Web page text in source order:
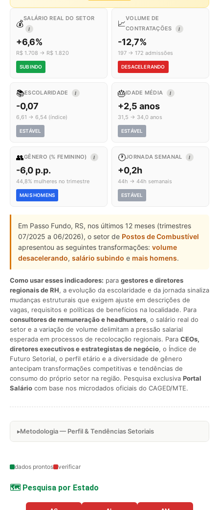
💰
SALÁRIO REAL DO SETOR
I
+6,6%
R$ 1.708 → R$ 1.820
SUBINDO
📈
VOLUME DE
CONTRATAÇÕES
I
-12,7%
197 → 172 admissões
DESACELERANDO
📚ESCOLARIDADE I
-0,07
6,61 → 6,54 (índice)
ESTÁVEL
🎂IDADE MÉDIA I
+2,5 anos
31,5 → 34,0 anos
ESTÁVEL
👥GÊNERO (% FEMININO) I
-6,0 p.p.
44,8% mulheres no trimestre
MAIS HOMENS
🕐JORNADA SEMANAL I
+0,2h
44h → 44h semanais
ESTÁVEL
Em Passo Fundo, RS, nos últimos 12 meses (trimestres
07/2025 a 06/2026), o setor de Postos de Combustível
apresentou as seguintes transformações: volume
desacelerando, salário subindo e mais homens.
Como usar esses indicadores: para gestores e diretores
regionais de RH, a evolução da escolaridade e da jornada sinaliza
mudanças estruturais que exigem ajuste em descrições de
vagas, requisitos e políticas de benefícios na localidade. Para
consultores de remuneração e headhunters, o salário real do
setor e a variação de volume delimitam a pressão salarial
esperada em processos de recolocação regionais. Para CEOs,
diretores executivos e estrategistas de negócio, o Índice de
Futuro Setorial, o perfil etário e a diversidade de gênero
antecipam transformações competitivas e tendências de
consumo do próprio setor na região. Pesquisa exclusiva Portal
Salário com base nos microdados oficiais do CAGED/MTE.
Metodologia — Perfil & Tendências Setoriais
dados prontos verificar
🗺️ Pesquisa por Estado